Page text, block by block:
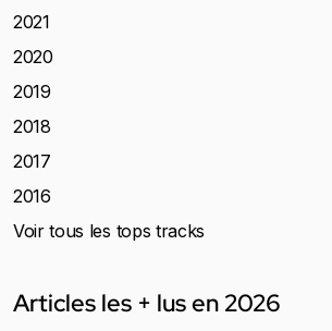
2021
2020
2019
2018
2017
2016
Voir tous les tops tracks
Articles les + lus en 2026